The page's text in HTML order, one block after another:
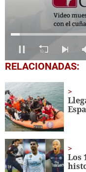
0
of
seconds
RELACIONADAS:
Los